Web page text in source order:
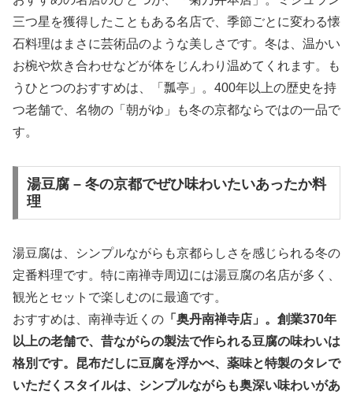
三つ星を獲得したこともある名店で、季節ごとに変わる懐
石料理はまさに芸術品のような美しさです。冬は、温かい
お椀や炊き合わせなどが体をじんわり温めてくれます。も
うひとつのおすすめは、「瓢亭」。400年以上の歴史を持
つ老舗で、名物の「朝がゆ」も冬の京都ならではの一品で
す。
湯豆腐 – 冬の京都でぜひ味わいたいあったか料
理
湯豆腐は、シンプルながらも京都らしさを感じられる冬の
定番料理です。特に南禅寺周辺には湯豆腐の名店が多く、
観光とセットで楽しむのに最適です。
おすすめは、南禅寺近くの 「奥丹南禅寺店」。創業370年
以上の老舗で、昔ながらの製法で作られる豆腐の味わいは
格別です。昆布だしに豆腐を浮かべ、薬味と特製のタレで
いただくスタイルは、シンプルながらも奥深い味わいがあ